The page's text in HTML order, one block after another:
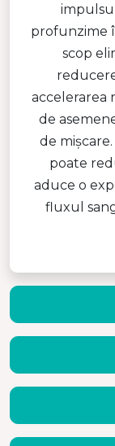
profunzime
scop
accelerarea
de
de
poate
aduce o
fluxul